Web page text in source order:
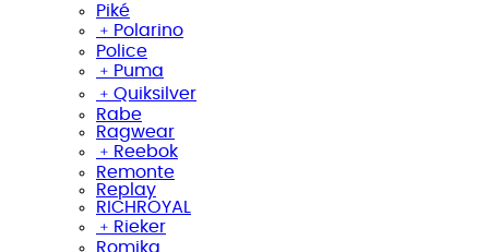
Piké
﹢ Polarino
Police
﹢ Puma
﹢ Quiksilver
Rabe
Ragwear
﹢ Reebok
Remonte
Replay
RICHROYAL
﹢ Rieker
Romika